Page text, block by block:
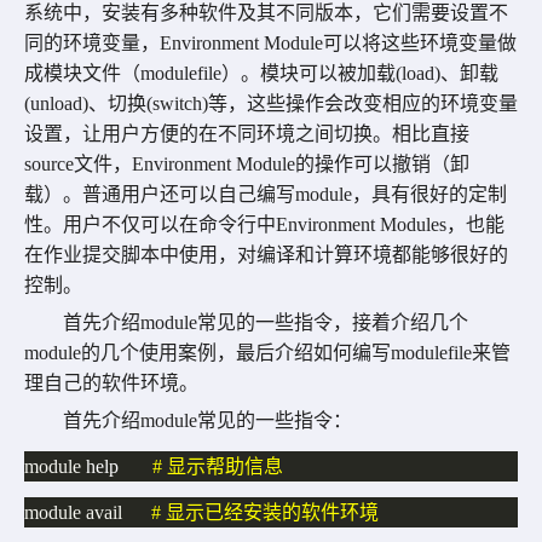
系统中，安装有多种软件及其不同版本，它们需要设置不
同的环境变量， Environment Module可以将这些环境变量做
成模块文件 （modulefile） 。模块可以被加载(load)、卸载
(unload)、切换(switch)等，这些操作会改变相应的环境变量
设置，让用户方便的在不同环境之间切换。 相比直接
source文件， Environment Module的操作可以撤销（卸
载）。普通用户还可以自己编写module，具有很好的定制
性。 用户不仅可以在命令行中Environment Modules，也能
在作业提交脚本中使用，对编译和计算环境都能够很好的
控制。
首先介绍module常见的一些指令，接着介绍几个
module的几个使用案例，最后介绍如何编写modulefile来管
理自己的软件环境。
首先介绍module常见的一些指令：
module help # 显示帮助信息
module avail # 显示已经安装的软件环境